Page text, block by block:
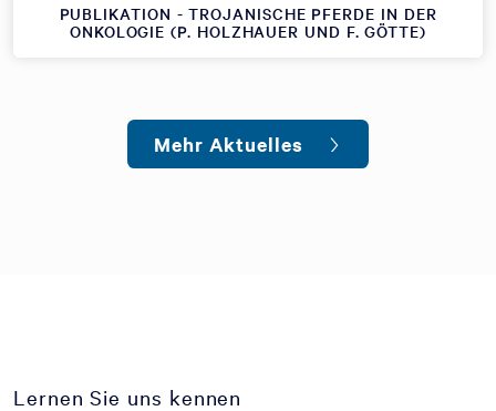
PUBLIKATION - TROJANISCHE PFERDE IN DER
ONKOLOGIE (P. HOLZHAUER UND F. GÖTTE)
Mehr Aktuelles
Lernen Sie uns kennen